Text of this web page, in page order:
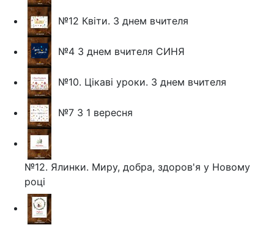
№12 Квіти. З днем вчителя
№4 З днем вчителя СИНЯ
№10. Цікаві уроки. З днем вчителя
№7 З 1 вересня
№12. Ялинки. Миру, добра, здоров'я у Новому
році